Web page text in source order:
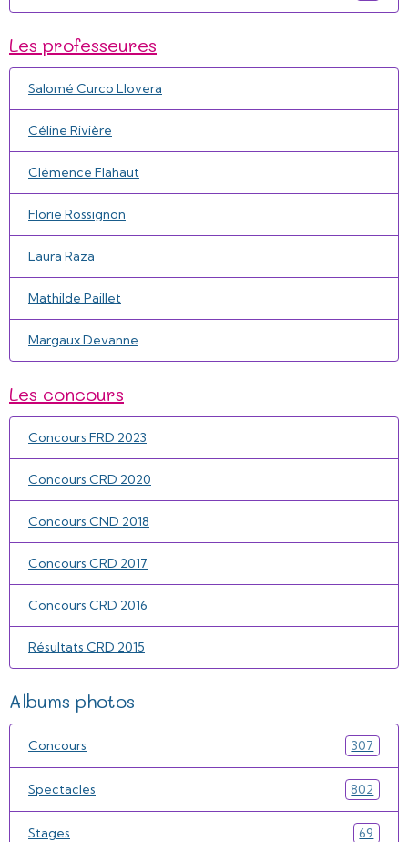
Les professeures
Salomé Curco Llovera
Céline Rivière
Clémence Flahaut
Florie Rossignon
Laura Raza
Mathilde Paillet
Margaux Devanne
Les concours
Concours FRD 2023
Concours CRD 2020
Concours CND 2018
Concours CRD 2017
Concours CRD 2016
Résultats CRD 2015
Albums photos
Concours 307
Spectacles 802
Stages 69